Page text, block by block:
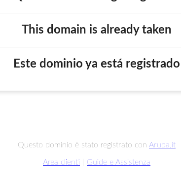
This domain is already taken
Este dominio ya está registrado
Questo dominio è stato registrato con Aruba.it
Area clienti Guide e Assistenza